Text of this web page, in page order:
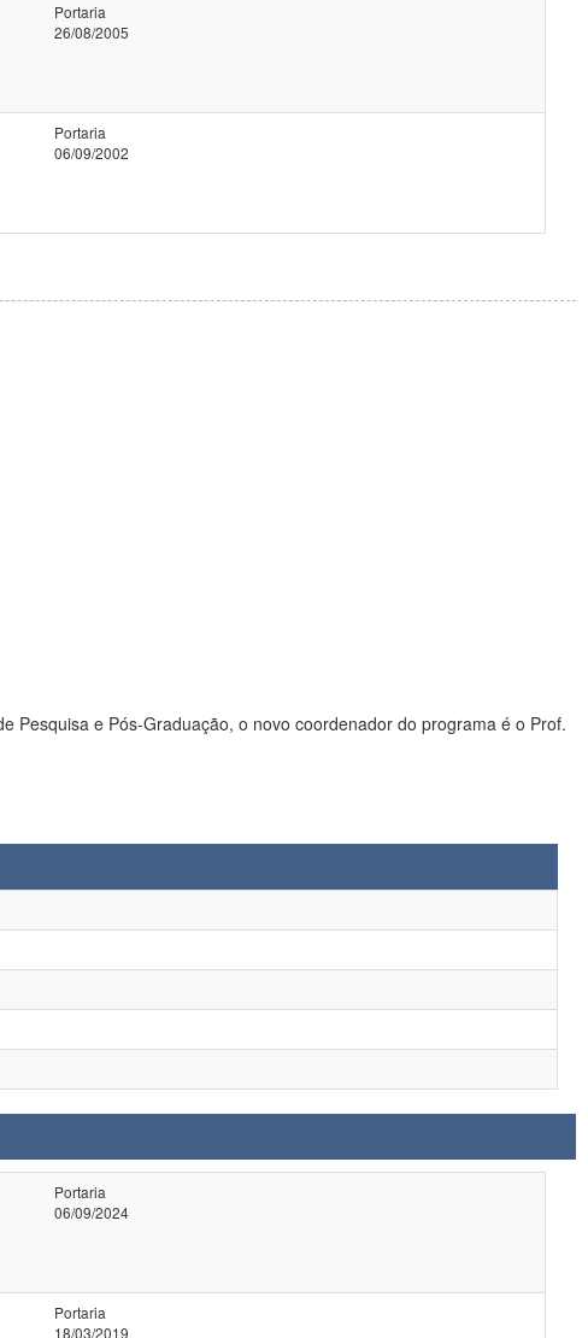
Portaria
26/08/2005
Portaria
06/09/2002
Pesquisa e Pós-Graduação, o novo coordenador do programa é o Prof.
Portaria
06/09/2024
Portaria
18/03/2019